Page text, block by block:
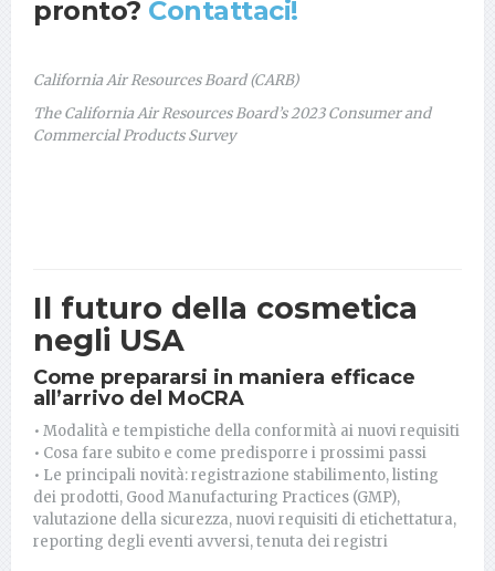
pronto? Contattaci!
California Air Resources Board (CARB)
The California Air Resources Board’s 2023 Consumer and
Commercial Products Survey
Il futuro della cosmetica
negli USA
Come prepararsi in maniera efficace
all’arrivo del MoCRA
• Modalità e tempistiche della conformità ai nuovi requisiti
• Cosa fare subito e come predisporre i prossimi passi
• Le principali novità: registrazione stabilimento, listing
dei prodotti, Good Manufacturing Practices (GMP),
valutazione della sicurezza, nuovi requisiti di etichettatura,
reporting degli eventi avversi, tenuta dei registri